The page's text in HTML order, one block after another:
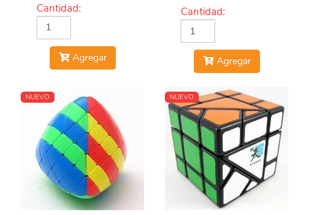
Cantidad:
Agregar
Cantidad:
Agregar
NUEVO NUEVO